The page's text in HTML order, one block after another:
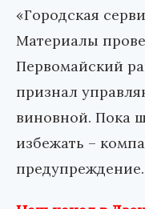
«Городская
Материалы
Первомайский
признал
виновной. Пока
избежать –
предупреждение.